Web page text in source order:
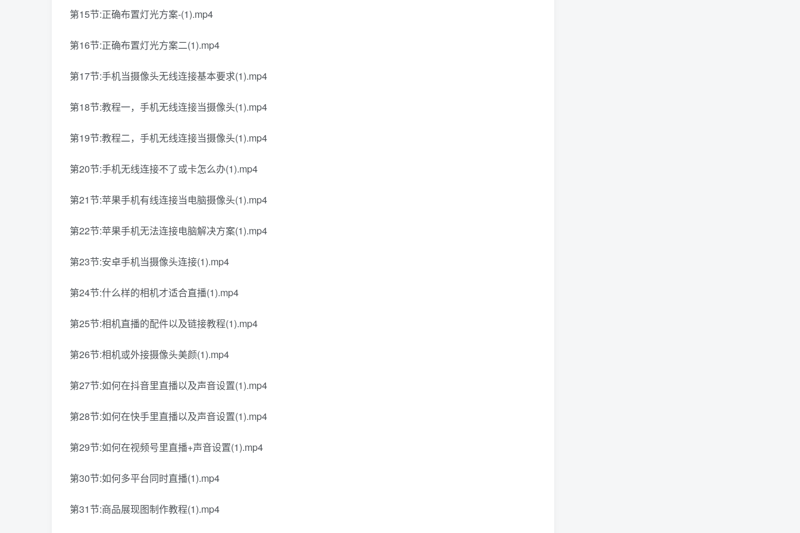
第15节:正确布置灯光方案-(1).mp4
第16节:正确布置灯光方案二(1).mp4
第17节:手机当摄像头无线连接基本要求(1).mp4
第18节:教程一，手机无线连接当摄像头(1).mp4
第19节:教程二，手机无线连接当摄像头(1).mp4
第20节:手机无线连接不了或卡怎么办(1).mp4
第21节:苹果手机有线连接当电脑摄像头(1).mp4
第22节:苹果手机无法连接电脑解决方案(1).mp4
第23节:安卓手机当摄像头连接(1).mp4
第24节:什么样的相机才适合直播(1).mp4
第25节:相机直播的配件以及链接教程(1).mp4
第26节:相机或外接摄像头美颜(1).mp4
第27节:如何在抖音里直播以及声音设置(1).mp4
第28节:如何在快手里直播以及声音设置(1).mp4
第29节:如何在视频号里直播+声音设置(1).mp4
第30节:如何多平台同时直播(1).mp4
第31节:商品展现图制作教程(1).mp4